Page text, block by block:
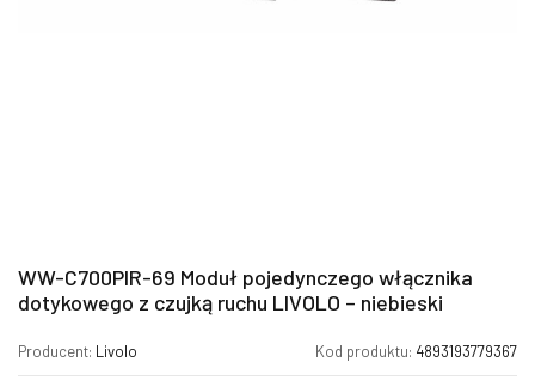
WW-C700PIR-69 Moduł pojedynczego włącznika
dotykowego z czujką ruchu LIVOLO – niebieski
Producent: Livolo Kod produktu: 4893193779367